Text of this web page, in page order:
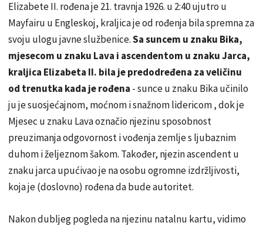
Elizabete II. rođena je 21. travnja 1926. u 2:40 ujutro u
Mayfairu u Engleskoj, kraljica je od rođenja bila spremna za
svoju ulogu javne službenice.Sa suncem u znaku Bika,
mjesecom u znaku Lava i ascendentom u znaku Jarca,
kraljica Elizabeta II. bila je predodređena za veličinu
od trenutka kada je rođena - sunce u znaku Bika učinilo
ju je suosjećajnom, moćnom i snažnom lidericom , dok je
Mjesec u znaku Lava označio njezinu sposobnost
preuzimanja odgovornost i vođenja zemlje s ljubaznim
duhom i željeznom šakom. Također, njezin ascendent u
znaku jarca upućivao je na osobu ogromne izdržljivosti,
koja je (doslovno) rođena da bude autoritet.
Nakon dubljeg pogleda na njezinu natalnu kartu, vidimo